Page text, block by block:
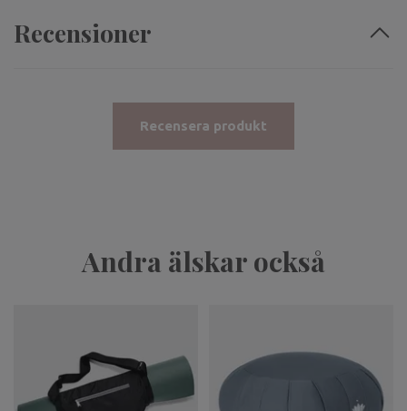
Recensioner
Recensera produkt
Andra älskar också